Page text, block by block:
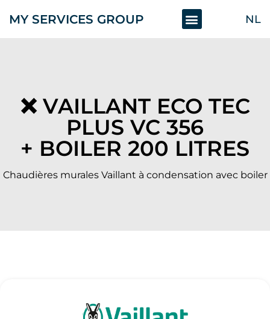
MY SERVICES GROUP NL
❌ VAILLANT ECO TEC
PLUS VC 356
+ BOILER 200 LITRES
Chaudières murales Vaillant à condensation avec boiler